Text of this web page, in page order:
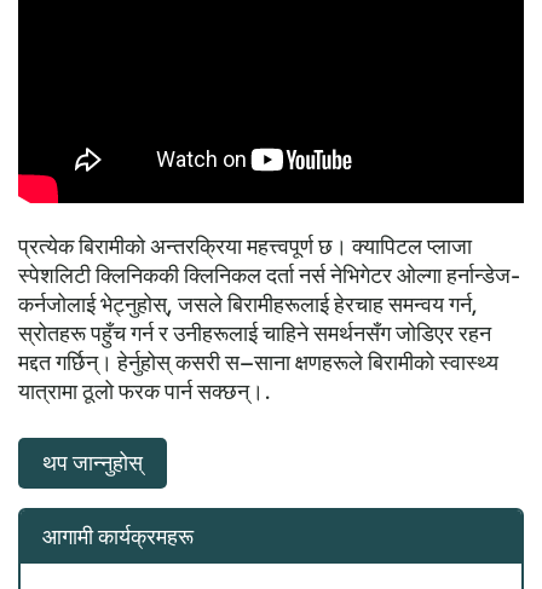
प्रत्येक बिरामीको अन्तरक्रिया महत्त्वपूर्ण छ। क्यापिटल प्लाजा
स्पेशलिटी क्लिनिककी क्लिनिकल दर्ता नर्स नेभिगेटर ओल्गा हर्नान्डेज-
कर्नजोलाई भेट्नुहोस्, जसले बिरामीहरूलाई हेरचाह समन्वय गर्न,
स्रोतहरू पहुँच गर्न र उनीहरूलाई चाहिने समर्थनसँग जोडिएर रहन
मद्दत गर्छिन्। हेर्नुहोस् कसरी स–साना क्षणहरूले बिरामीको स्वास्थ्य
यात्रामा ठूलो फरक पार्न सक्छन्।.
थप जान्नुहोस्
आगामी कार्यक्रमहरू